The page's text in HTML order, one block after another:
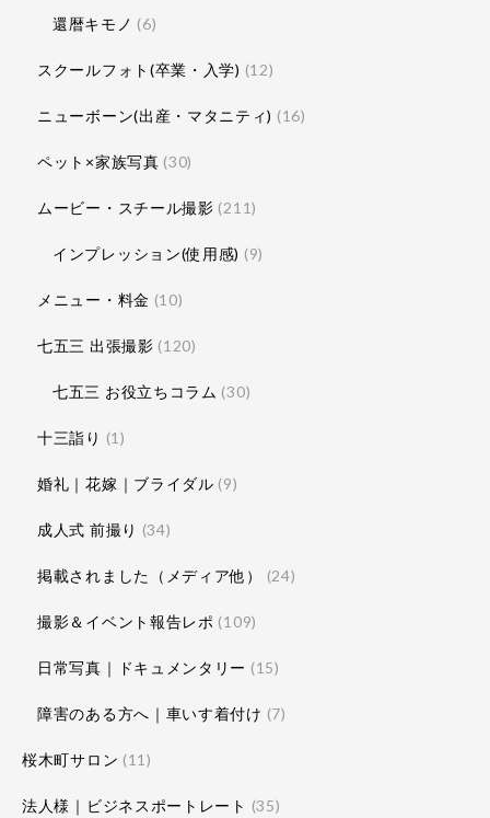
還暦キモノ (6)
スクールフォト(卒業・入学) (12)
ニューボーン(出産・マタニティ) (16)
ペット×家族写真 (30)
ムービー・スチール撮影 (211)
インプレッション(使用感) (9)
メニュー・料金 (10)
七五三 出張撮影 (120)
七五三 お役立ちコラム (30)
十三詣り (1)
婚礼｜花嫁｜ブライダル (9)
成人式 前撮り (34)
掲載されました（メディア他） (24)
撮影＆イベント報告レポ (109)
日常写真｜ドキュメンタリー (15)
障害のある方へ｜車いす着付け (7)
桜木町サロン (11)
法人様｜ビジネスポートレート (35)